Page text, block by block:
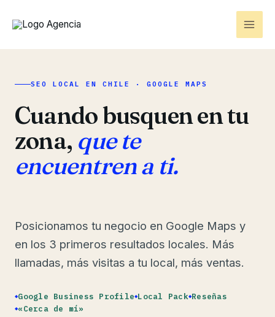
SEO LOCAL EN CHILE · GOOGLE MAPS
Cuando busquen en tu
zona, que te
encuentren a ti.
Posicionamos tu negocio en Google Maps y
en los 3 primeros resultados locales. Más
llamadas, más visitas a tu local, más ventas.
Google Business Profile Local Pack Reseñas
«Cerca de mí»